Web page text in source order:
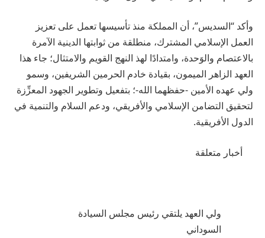
وأكد “السديس”، أن المملكة منذ تأسيسها تعمل على تعزيز
العمل الإسلامي المشترك، منطلقة من ثوابتها الدينية الآمرة
بالاعتصام والوَحدة، وامتدادًا لهذ النهج القويم والامتثال؛ جاء هذا
العهد الزاهر الميمون، بقيادة خادم الحرمين الشريفين، وسمو
ولي عهده الأمين -حفظهما الله-؛ بتفعيل وتطوير الجهود المعزِّزة
لتحقيق التضامن الإسلامي والأفريقي، ودعم السلام والتنمية في
الدول الأفريقية.
أخبار متعلقة
ولي العهد يلتقي رئيس مجلس السيادة
السوداني